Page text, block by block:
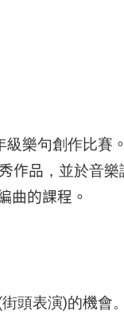
級樂句創作比賽 。
作品 ，並於音樂
曲的課程。
頭表演)的機會。